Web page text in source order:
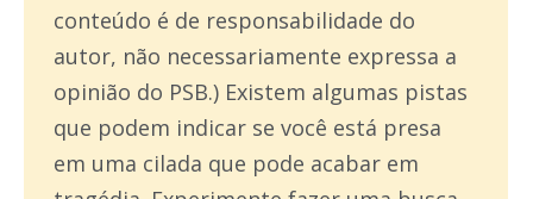
conteúdo é de responsabilidade do
autor, não necessariamente expressa a
opinião do PSB.) Existem algumas pistas
que podem indicar se você está presa
em uma cilada que pode acabar em